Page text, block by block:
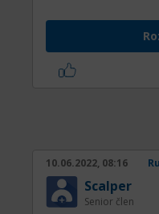
dodávok plynu.
10.06.2022, 08:16
Scalper
Senior člen